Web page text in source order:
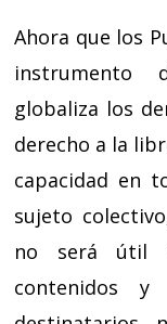
Ahora que los
instrumento
globaliza los
derecho a la
capacidad en
sujeto
no será útil
contenidos